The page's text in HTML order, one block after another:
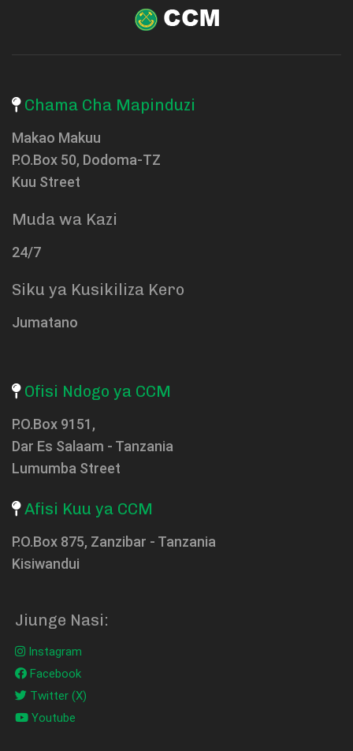
Chama Cha Mapinduzi
Makao Makuu
P.O.Box 50, Dodoma-TZ
Kuu Street
Muda wa Kazi
24/7
Siku ya Kusikiliza Kero
Jumatano
Ofisi Ndogo ya CCM
P.O.Box 9151,
Dar Es Salaam - Tanzania
Lumumba Street
Afisi Kuu ya CCM
P.O.Box 875, Zanzibar - Tanzania
Kisiwandui
Jiunge Nasi:
Instagram
Facebook
Twitter (X)
Youtube